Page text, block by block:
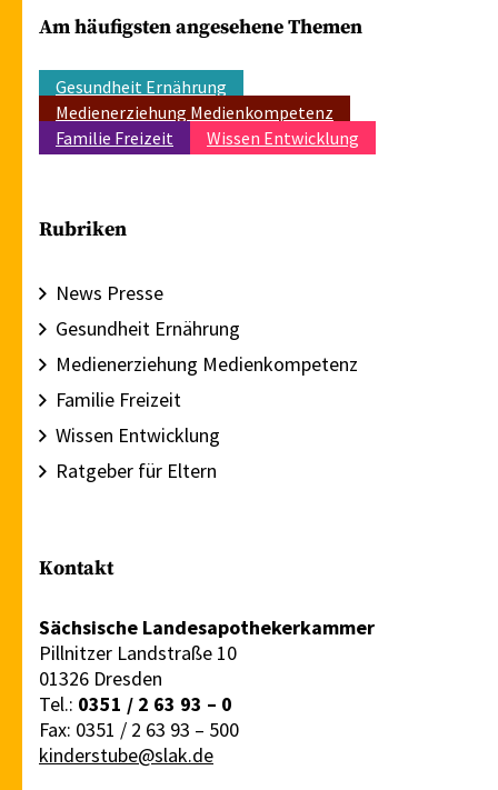
Am häufigsten angesehene Themen
Gesundheit Ernährung
Medienerziehung Medienkompetenz
Familie Freizeit
Wissen Entwicklung
Rubriken
News Presse
Gesundheit Ernährung
Medienerziehung Medienkompetenz
Familie Freizeit
Wissen Entwicklung
Ratgeber für Eltern
Kontakt
Sächsische Landesapothekerkammer
Pillnitzer Landstraße 10
01326 Dresden
Tel.: 0351 / 2 63 93 – 0
Fax: 0351 / 2 63 93 – 500
kinderstube@slak.de